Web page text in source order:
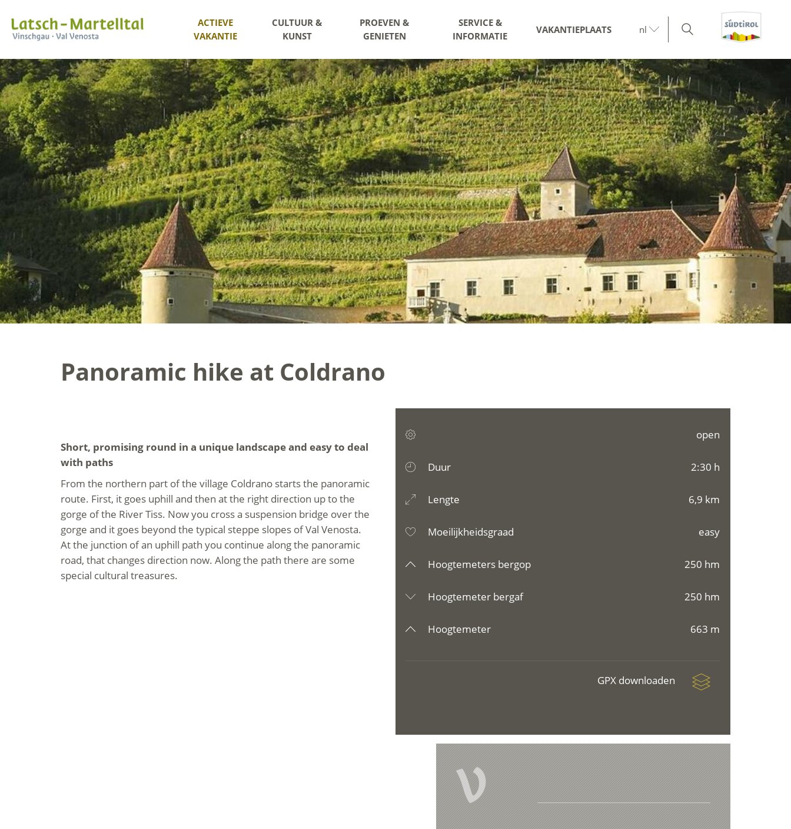
ACTIEVE
VAKANTIE
CULTUUR &
KUNST
PROEVEN &
GENIETEN
SERVICE &
INFORMATIE
VAKANTIEPLAATS nl
Panoramic hike at Coldrano
Short, promising round in a unique landscape and easy to deal
with paths
From the northern part of the village Coldrano starts the panoramic
route. First, it goes uphill and then at the right direction up to the
gorge of the River Tiss. Now you cross a suspension bridge over the
gorge and it goes beyond the typical steppe slopes of Val Venosta.
At the junction of an uphill path you continue along the panoramic
road, that changes direction now. Along the path there are some
special cultural treasures.
open
Duur 2:30 h
Lengte 6,9 km
Moeilijkheidsgraad easy
Hoogtemeters bergop 250 hm
Hoogtemeter bergaf 250 hm
Hoogtemeter 663 m
GPX downloaden
V